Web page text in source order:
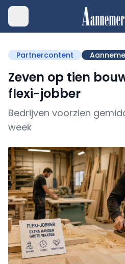
Partnercontent
Zeven op tien
flexi-jobber
Bedrijven voorzien
week